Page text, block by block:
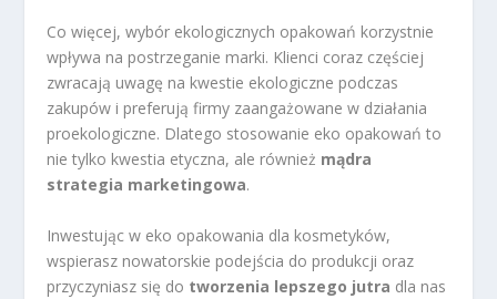
Co więcej, wybór ekologicznych opakowań korzystnie
wpływa na postrzeganie marki. Klienci coraz częściej
zwracają uwagę na kwestie ekologiczne podczas
zakupów i preferują firmy zaangażowane w działania
proekologiczne. Dlatego stosowanie eko opakowań to
nie tylko kwestia etyczna, ale również mądra
strategia marketingowa.
Inwestując w eko opakowania dla kosmetyków,
wspierasz nowatorskie podejścia do produkcji oraz
przyczyniasz się do tworzenia lepszego jutra dla nas